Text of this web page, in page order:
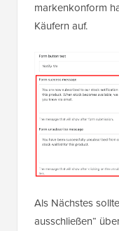
markenkonform
Käufern auf.
Als Nächstes
ausschließen“